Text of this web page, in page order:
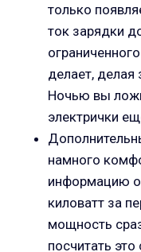
только
ток зарядки
делает,
Ночью вы
электрички
намного
информацию о
киловатт за
мощность
посчитать